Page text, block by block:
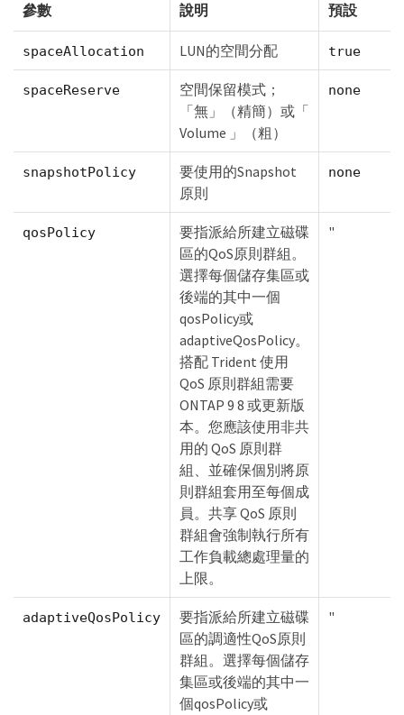
參數 說明 預設
spaceAllocation LUN的空間分配 true
spaceReserve
空間保留模式；
「無」（精簡）或「
Volume 」（粗）
none
snapshotPolicy
要使用的Snapshot
原則
none
qosPolicy
要指派給所建立磁碟
區的QoS原則群組。
選擇每個儲存集區或
後端的其中一個
qosPolicy或
adaptiveQosPolicy。
搭配 Trident 使用
QoS 原則群組需要
ONTAP 9 8 或更新版
本。您應該使用非共
用的 QoS 原則群
組、並確保個別將原
則群組套用至每個成
員。共享 QoS 原則
群組會強制執行所有
工作負載總處理量的
上限。
"
adaptiveQosPolicy
要指派給所建立磁碟
區的調適性QoS原則
群組。選擇每個儲存
集區或後端的其中一
個qosPolicy或
"